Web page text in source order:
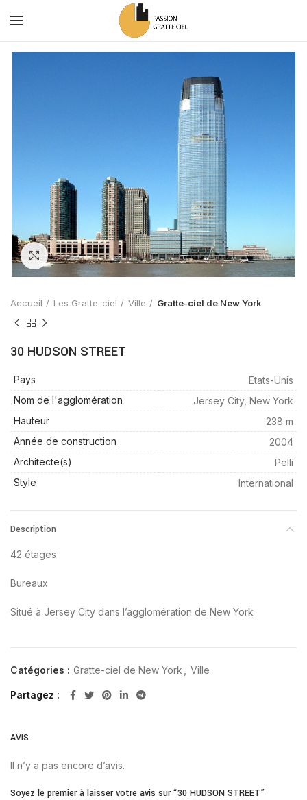
Zoom
Accueil Les Gratte-ciel Ville Gratte-ciel de New York
30 HUDSON STREET
Pays
Etats-Unis
Nom de l'agglomération
Jersey City, New York
Hauteur
238 m
Année de construction
2004
Architecte(s)
Pelli
Style
International
Description
42 étages
Bureaux
Situé à Jersey City dans l’agglomération de New York
Catégories : Gratte-ciel de New York Ville
Partagez
AVIS
Il n’y a pas encore d’avis.
Soyez le premier à laisser votre avis sur “30 HUDSON STREET”